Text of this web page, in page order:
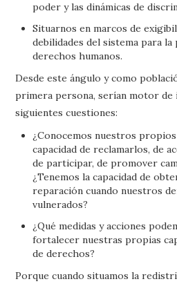
poder y las dinámicas de
Situarnos en marcos de
debilidades del sistema para
derechos humanos.
Desde este ángulo y como
primera persona, serían motor de
siguientes cuestiones:
¿Conocemos nuestros
capacidad de reclamarlos, de
de participar, de promover
¿Tenemos la capacidad de
reparación cuando nuestros
vulnerados?
¿Qué medidas y acciones
fortalecer nuestras propias
de derechos?
Porque cuando situamos la